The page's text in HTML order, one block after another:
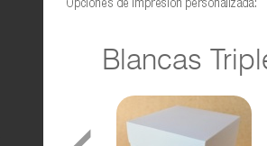
Blancas